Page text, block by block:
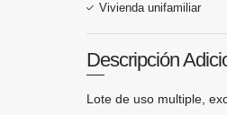
Vivienda unifamiliar
Descripción
Lote de uso multiple,